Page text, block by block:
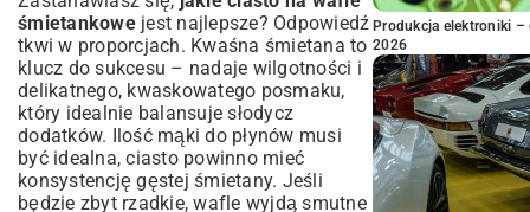
śmietankowejest najlepsze? Odpowiedź
tkwi w proporcjach. Kwaśna śmietana to
klucz do sukcesu – nadaje wilgotności i
delikatnego, kwaskowatego posmaku,
który idealnie balansuje słodycz
dodatków. Ilość mąki do płynów musi
być idealna, ciasto powinno mieć
konsystencję gęstej śmietany. Jeśli
będzie zbyt rzadkie, wafle wyjdą smutne
Produkcja elektroniki –
2026